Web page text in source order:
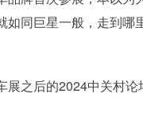
同巨星一般，走到哪
之后的2024中关村